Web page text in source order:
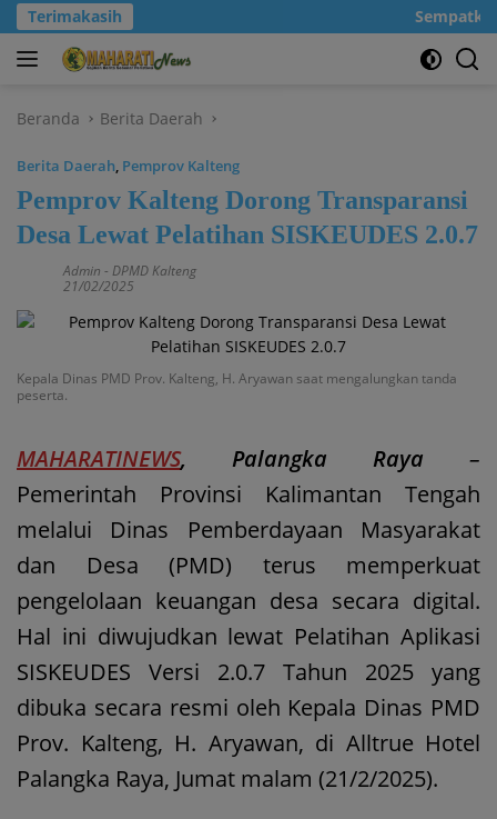
Langsung
ke
konten
Terimakasih
Beranda Berita Daerah
Berita Daerah, Pemprov Kalteng
Pemprov Kalteng Dorong Transparansi
Desa Lewat Pelatihan SISKEUDES 2.0.7
Admin - DPMD Kalteng
21/02/2025
Kepala Dinas PMD Prov. Kalteng, H. Aryawan saat mengalungkan tanda
peserta.
MAHARATINEWS, Palangka Raya –
Pemerintah Provinsi Kalimantan Tengah
melalui Dinas Pemberdayaan Masyarakat
dan Desa (PMD) terus memperkuat
pengelolaan keuangan desa secara digital.
Hal ini diwujudkan lewat Pelatihan Aplikasi
SISKEUDES Versi 2.0.7 Tahun 2025 yang
dibuka secara resmi oleh Kepala Dinas PMD
Prov. Kalteng, H. Aryawan, di Alltrue Hotel
Palangka Raya, Jumat malam (21/2/2025).